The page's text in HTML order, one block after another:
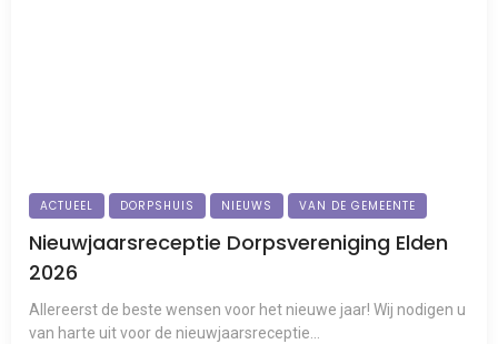
ACTUEEL DORPSHUIS NIEUWS VAN DE GEMEENTE
Nieuwjaarsreceptie Dorpsvereniging Elden
2026
Allereerst de beste wensen voor het nieuwe jaar! Wij nodigen u
van harte uit voor de nieuwjaarsreceptie...